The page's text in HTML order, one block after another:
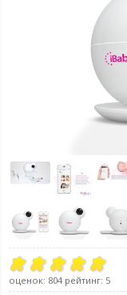
оценок: 804рейтинг: 5